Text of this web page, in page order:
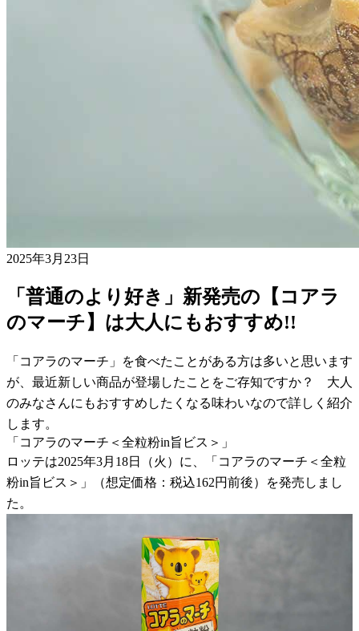
2025年3月23日
「普通のより好き」新発売の【コアラ
のマーチ】は大人にもおすすめ!!
「コアラのマーチ」を食べたことがある方は多いと思います
が、最近新しい商品が登場したことをご存知ですか？ 大人
のみなさんにもおすすめしたくなる味わいなので詳しく紹介
します。
「コアラのマーチ＜全粒粉in旨ビス＞」
ロッテは2025年3月18日（火）に、「コアラのマーチ＜全粒
粉in旨ビス＞」（想定価格：税込162円前後）を発売しまし
た。